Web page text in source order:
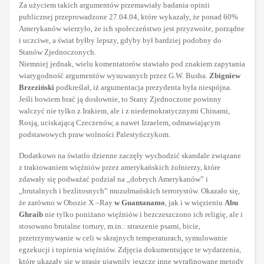
Za użyciem takich argumentów przemawiały badania opinii
publicznej przeprowadzone 27.04.04, które wykazały, że ponad 60%
Amerykanów wierzyło, że ich społeczeństwo jest przyzwoite, porządne
i uczciwe, a świat byłby lepszy, gdyby był bardziej podobny do
Stanów Zjednoczonych.
Niemniej jednak, wielu komentatorów stawiało pod znakiem zapytania
wiarygodność argumentów wysuwanych przez G.W. Busha. Zbigniew
Brzeziński podkreślał, iż argumentacja prezydenta była niespójna.
Jeśli bowiem brać ją dosłownie, to Stany Zjednoczone powinny
walczyć nie tylko z Irakiem, ale i z niedemokratycznymi Chinami,
Rosją, uciskającą Czeczenów, a nawet Izraelem, odmawiającym
podstawowych praw wolności Palestyńczykom.
Dodatkowo na światło dzienne zaczęły wychodzić skandale związane
z traktowaniem więźniów przez amerykańskich żołnierzy, które
zdawały się podważać podział na „dobrych Amerykanów” i
„brutalnych i bezlitosnych” muzułmańskich terrorystów. Okazało się,
że zarówno w Obozie X –Ray w Guantanamo, jak i w więzieniu Abu
Ghraib nie tylko poniżano więźniów i bezczeszczono ich religię, ale i
stosowano brutalne tortury, m.in.: straszenie psami, bicie,
przetrzymywanie w celi w skrajnych temperaturach, symulowanie
egzekucji i topienia więźniów. Zdjęcia dokumentujące te wydarzenia,
które ukazały się w prasie ujawniły jeszcze inne wyrafinowane metody